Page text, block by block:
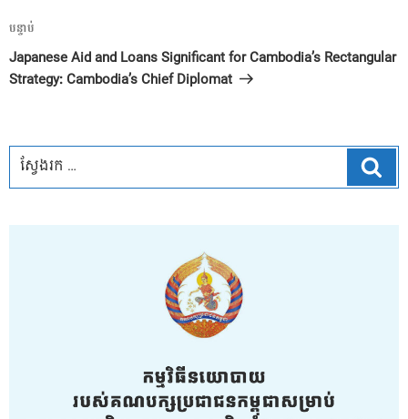
អត្ថបទ
បន្ទាប់
បន្ទាប់
Japanese Aid and Loans Significant for Cambodia’s Rectangular
Strategy: Cambodia’s Chief Diplomat